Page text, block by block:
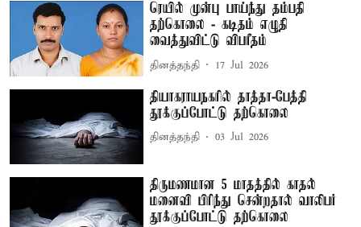
ரெயில் முன்பு பாய்ந்து தம்பதி
தற்கொலை - கடிதம் எழுதி
வைத்துவிட்டு விபரீதம்
தினத்தந்தி 17 Jul 2026
தியாகராயநகரில் தாத்தா-பேத்தி
தூக்குப்போட்டு தற்கொலை
தினத்தந்தி 03 Jul 2026
திருமணமான 5 மாதத்தில் காதல்
மனைவி பிரிந்து சென்றதால் வாலிபர்
தூக்குப்போட்டு தற்கொலை